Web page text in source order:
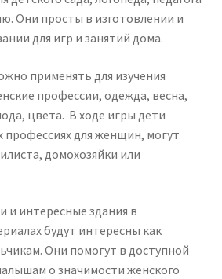
Они просты в изготовлении и
для игр и занятий дома.
применять для изучения
профессии, одежда, весна,
цвета. В ходе игры дети
профессиях для женщин, могут
домохозяйки или
и интересные здания в
будут интересны как
Они помогут в доступной
о значимости женского